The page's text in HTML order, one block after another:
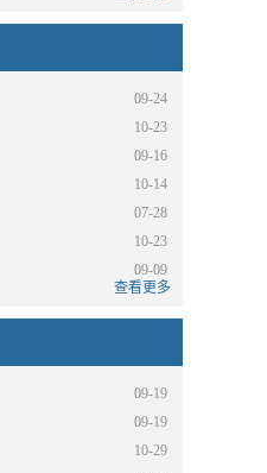
09-24
10-23
09-16
10-14
07-28
10-23
09-09
查看更多
09-19
09-19
10-29